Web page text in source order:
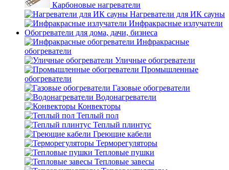
Карбоновые нагреватели
Нагреватели для ИК сауны
Инфракрасные излучатели
Обогреватели для дома, дачи, бизнеса
Инфракрасные
обогреватели
Уличные обогреватели
Промышленные
обогреватели
Газовые обогреватели
Водонагреватели
Конвекторы
Теплый пол
Теплый плинтус
Греющие кабели
Терморегуляторы
Тепловые пушки
Тепловые завесы